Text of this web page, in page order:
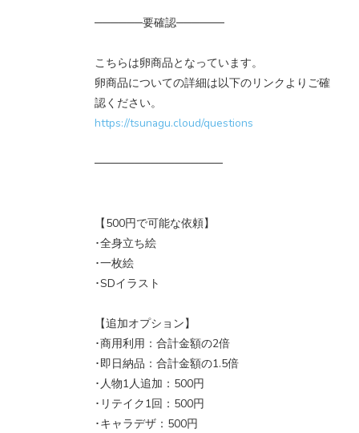
──────要確認──────
こちらは卵商品となっています。
卵商品についての詳細は以下のリンクよりご確
認ください。
https://tsunagu.cloud/questions
────────────────
【500円で可能な依頼】
･全身立ち絵
･一枚絵
･SDイラスト
【追加オプション】
･商用利用：合計金額の2倍
･即日納品：合計金額の1.5倍
･人物1人追加：500円
･リテイク1回：500円
･キャラデザ：500円